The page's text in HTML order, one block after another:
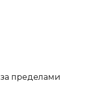
пределами